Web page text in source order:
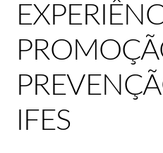
Política de Privacidade
Política Editorial
RCV
Teste
IFES